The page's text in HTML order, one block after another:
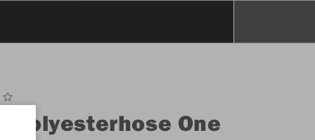
Polyesterhose One